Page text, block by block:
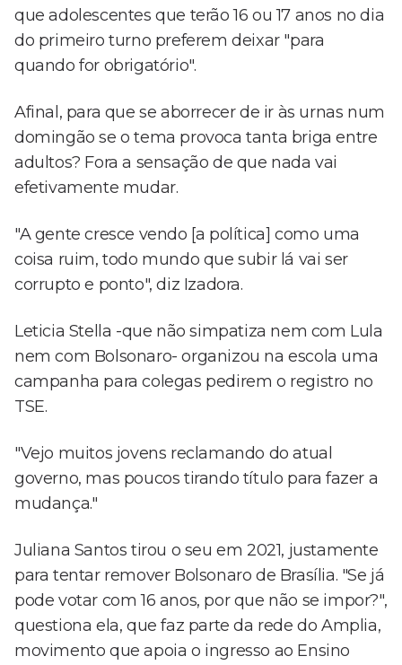
que adolescentes que terão 16 ou 17 anos no dia
do primeiro turno preferem deixar "para
quando for obrigatório".
Afinal, para que se aborrecer de ir às urnas num
domingão se o tema provoca tanta briga entre
adultos? Fora a sensação de que nada vai
efetivamente mudar.
"A gente cresce vendo [a política] como uma
coisa ruim, todo mundo que subir lá vai ser
corrupto e ponto", diz Izadora.
Leticia Stella -que não simpatiza nem com Lula
nem com Bolsonaro- organizou na escola uma
campanha para colegas pedirem o registro no
TSE.
"Vejo muitos jovens reclamando do atual
governo, mas poucos tirando título para fazer a
mudança."
Juliana Santos tirou o seu em 2021, justamente
para tentar remover Bolsonaro de Brasília. "Se já
pode votar com 16 anos, por que não se impor?",
questiona ela, que faz parte da rede do Amplia,
movimento que apoia o ingresso ao Ensino